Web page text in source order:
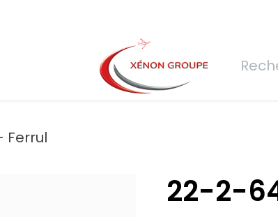
Demande de devis Connexion
Ferrul
22-2-